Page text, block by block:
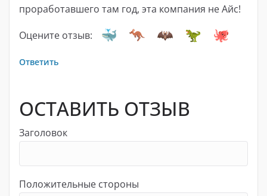
проработавшего там год, эта компания не Айс!
Оцените отзыв:
Ответить
ОСТАВИТЬ ОТЗЫВ
Заголовок
Положительные стороны